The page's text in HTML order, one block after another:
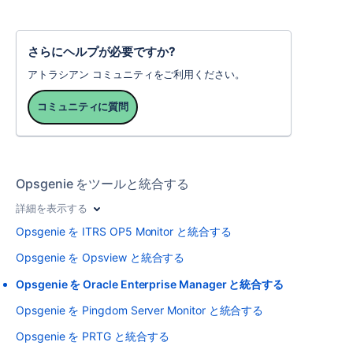
さらにヘルプが必要ですか?
アトラシアン コミュニティをご利用ください。
コミュニティに質問
Opsgenie をツールと統合する
詳細を表示する
Opsgenie を ITRS OP5 Monitor と統合する
Opsgenie を Opsview と統合する
Opsgenie を Oracle Enterprise Manager と統合する
Opsgenie を Pingdom Server Monitor と統合する
Opsgenie を PRTG と統合する